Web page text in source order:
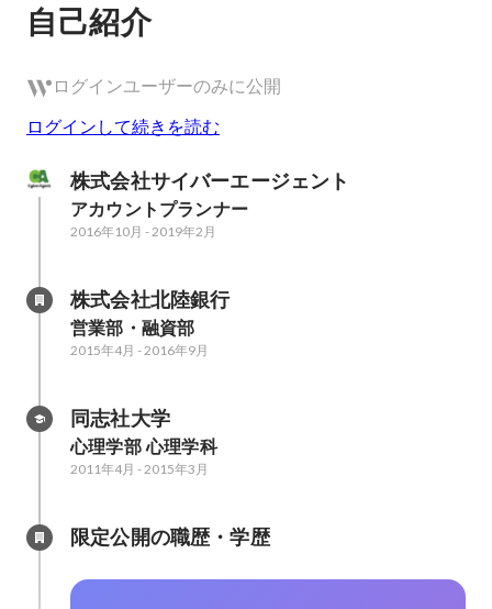
自己紹介
ログインユーザーのみに公開
ログインして続きを読む
株式会社サイバーエージェント
アカウントプランナー
2016年10月 -2019年2月
株式会社北陸銀行
営業部・融資部
2015年4月 -2016年9月
同志社大学
心理学部 心理学科
2011年4月 -2015年3月
限定公開の職歴・学歴